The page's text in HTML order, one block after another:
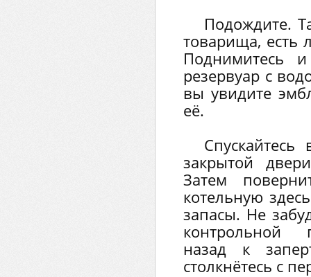
Подождите.
товарища, есть
Поднимитесь
резервуар с
вы увидите
её.
закрытой
Затем
котельную
запасы. Не
контрольной
назад к
столкнётесь с